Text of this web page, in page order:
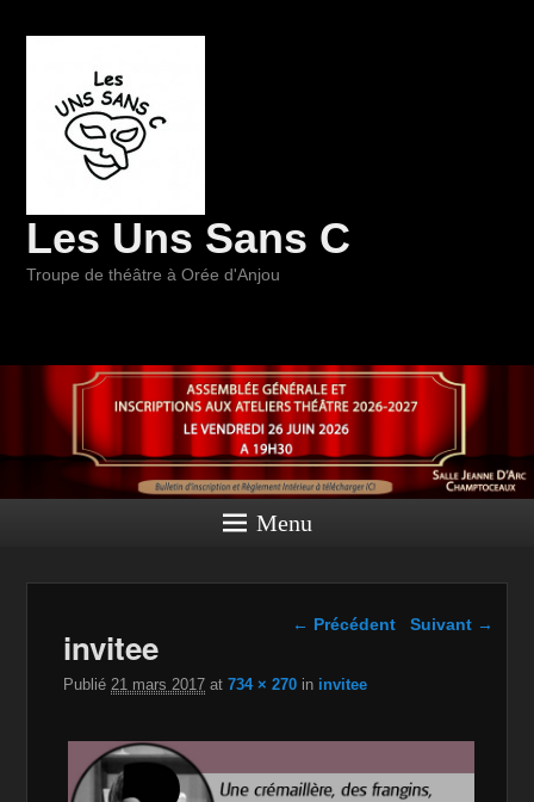
Les Uns Sans C
Troupe de théâtre à Orée d'Anjou
Menu
Navigation dans les
← Précédent Suivant →
invitee
Publié 21 mars 2017 at734 × 270 in invitee